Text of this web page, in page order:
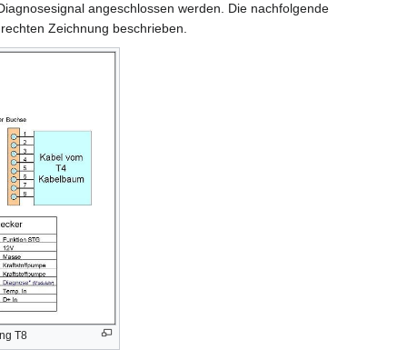
angeschlossen werden. Die nachfolgende
Zeichnung beschrieben.
T8